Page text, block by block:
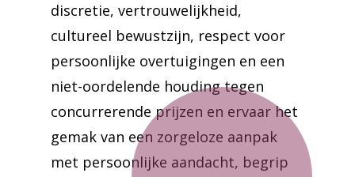
discretie, vertrouwelijkheid,
cultureel bewustzijn, respect voor
persoonlijke overtuigingen en een
niet-oordelende houding tegen
concurrerende prijzen en ervaar het
gemak van een zorgeloze aanpak
met persoonlijke aandacht, begrip